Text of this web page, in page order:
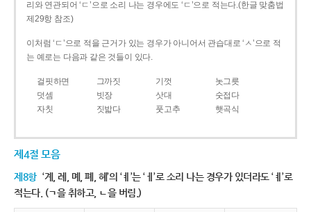
리와 연관되어 ‘ㄷ’으로 소리 나는 경우에도 ‘ㄷ’으로 적는다.(한글 맞춤법
제29항 참조)
이처럼 ‘ㄷ’으로 적을 근거가 있는 경우가 아니어서 관습대로 ‘ㅅ’으로 적
는 예로는 다음과 같은 것들이 있다.
걸핏하면 그까짓 기껏
놋그릇
덧셈
빗장 삿대
숫접다
자칫
짓밟다 풋고추 햇곡식
제4절 모음
제8항 ‘계, 례, 몌, 폐, 혜’의 ‘ㅖ’는 ‘ㅔ’로 소리 나는 경우가 있더라도 ‘ㅖ’로
적는다. (ㄱ을 취하고, ㄴ을 버림.)